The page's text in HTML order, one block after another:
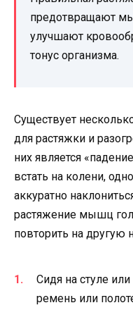
предотвращают
улучшают
тонус организма.
Существует
для растяжки и
них является
встать на колени,
аккуратно
растяжение мышц
повторить на другую
Сидя на стуле
ремень или